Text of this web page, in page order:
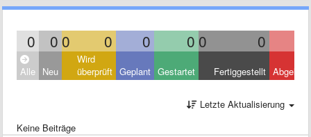
0 0 0 0 0 0 0 0
Alle Neu
Wird
überprüft Geplant Gestartet Fertiggestellt
Letzte Aktualisierung
Keine Beiträge